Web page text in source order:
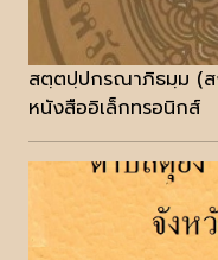
สตฺตปฺปกรณาภิธมฺม (
หนังสืออิเล็กทรอนิกส์